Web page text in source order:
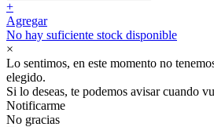
+
Agregar
No hay suficiente stock disponible
×
Lo sentimos, en este momento no
elegido.
Si lo deseas, te podemos avisar cuando
Notificarme
No gracias